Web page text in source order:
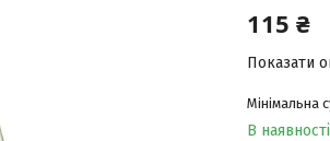
115 ₴
Показати
Мінімальна
В наявності